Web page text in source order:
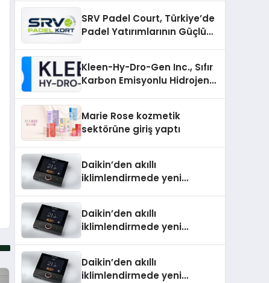
SRV Padel Court, Türkiye’de
Padel Yatırımlarının Güçlü
Kleen-Hy-Dro-Gen Inc., Sıfır
Karbon Emisyonlu Hidrojen
Aldı
Marie Rose kozmetik
sektörüne giriş yaptı
Daikin’den akıllı
iklimlendirmede yeni
Daikin’den akıllı
iklimlendirmede yeni
Daikin’den akıllı
iklimlendirmede yeni